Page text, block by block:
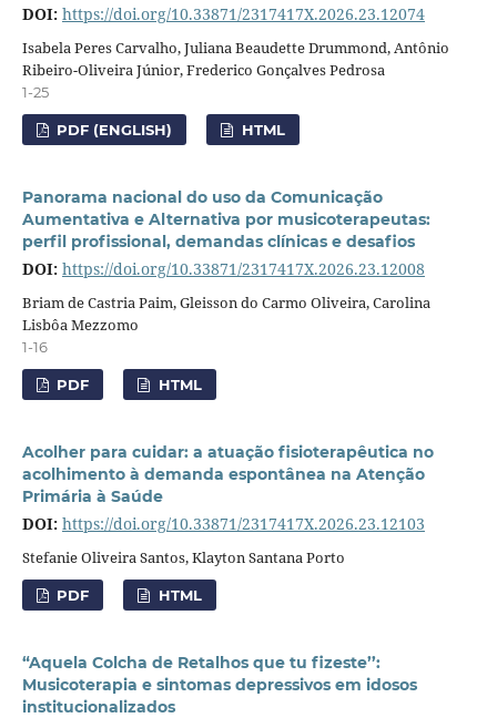
DOI: https://doi.org/10.33871/2317417X.2026.23.12074
Isabela Peres Carvalho, Juliana Beaudette Drummond, Antônio
Ribeiro-Oliveira Júnior, Frederico Gonçalves Pedrosa
1-25
PDF (ENGLISH) HTML
Panorama nacional do uso da Comunicação
Aumentativa e Alternativa por musicoterapeutas:
perfil profissional, demandas clínicas e desafios
DOI: https://doi.org/10.33871/2317417X.2026.23.12008
Briam de Castria Paim, Gleisson do Carmo Oliveira, Carolina
Lisbôa Mezzomo
1-16
PDF HTML
Acolher para cuidar: a atuação fisioterapêutica no
acolhimento à demanda espontânea na Atenção
Primária à Saúde
DOI: https://doi.org/10.33871/2317417X.2026.23.12103
Stefanie Oliveira Santos, Klayton Santana Porto
PDF HTML
“Aquela Colcha de Retalhos que tu fizeste’’:
Musicoterapia e sintomas depressivos em idosos
institucionalizados